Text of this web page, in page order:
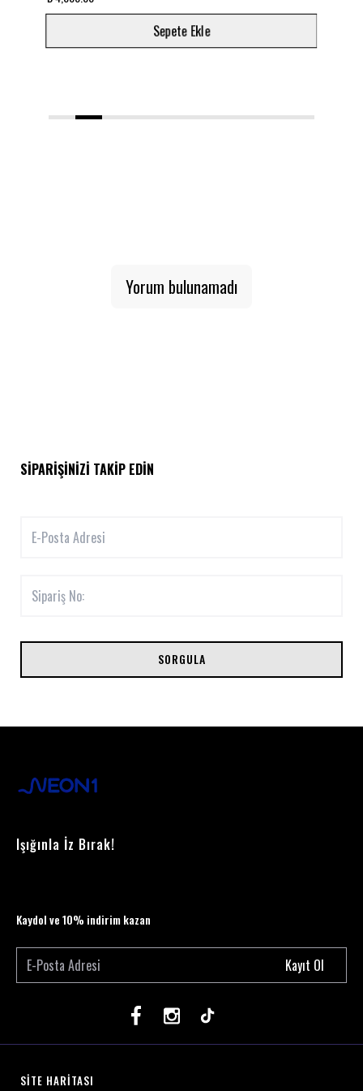
Sepete Ekle
1 2 3 4 5 6 7 8 9 10
Yorum bulunamadı
SIPARIŞINIZI TAKIP EDIN
SORGULA
Işığınla İz Bırak!
Kaydol ve 10% indirim kazan
Kayıt Ol
SİTE HARİTASI